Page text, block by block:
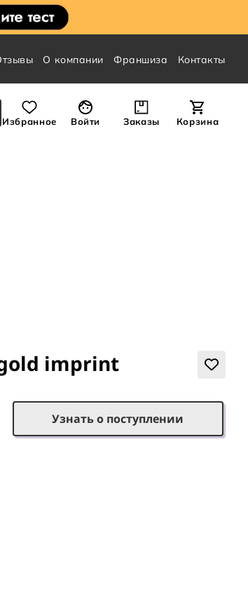
О компании Франшиза Контакты
Избранное Войти Заказы Корзина
imprint
Узнать о поступлении